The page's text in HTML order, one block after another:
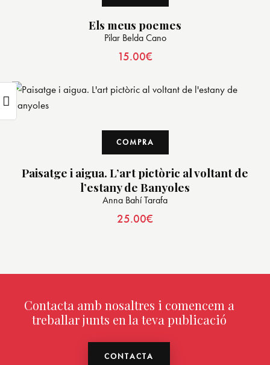
Els meus poemes
Pilar Belda Cano
15.00€
Paisatge i aigua. L’art pictòric al voltant de
l’estany de Banyoles
Anna Bahí Tarafa
25.00€
COMPRA
Contacta amb nosaltres i comencem a
treballar junts en la teva publicació
CONTACTA